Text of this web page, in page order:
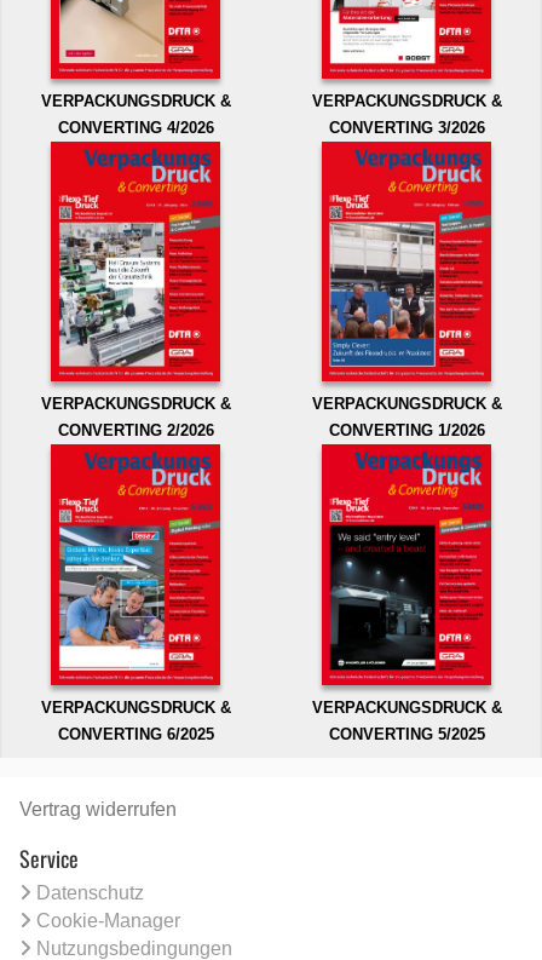
VERPACKUNGSDRUCK &
CONVERTING 4/2026
VERPACKUNGSDRUCK &
CONVERTING 3/2026
VERPACKUNGSDRUCK &
CONVERTING 2/2026
VERPACKUNGSDRUCK &
CONVERTING 1/2026
VERPACKUNGSDRUCK &
CONVERTING 6/2025
VERPACKUNGSDRUCK &
CONVERTING 5/2025
Vertrag widerrufen
Service
Datenschutz
Cookie-Manager
Nutzungsbedingungen